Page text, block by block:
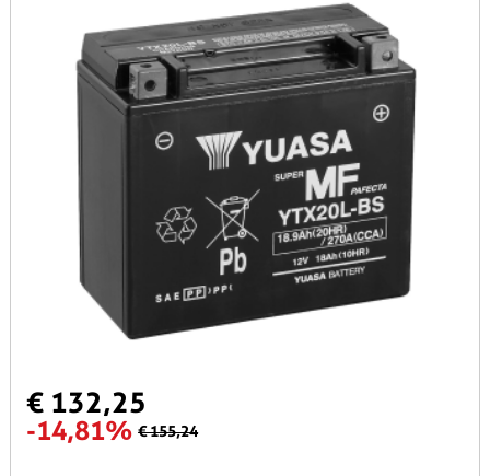
€ 132,25
-14,81% € 155,24